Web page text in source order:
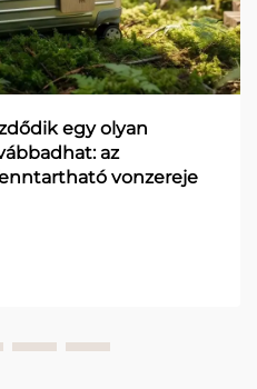
egy olyan
az
vonzereje